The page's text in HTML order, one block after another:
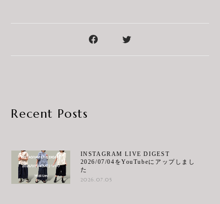
Recent Posts
INSTAGRAM LIVE DIGEST
2026/07/04をYouTubeにアップしまし
た
2026.07.05